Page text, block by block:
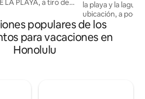
LA PLAYA, a tiro de
Hotel, a pie del
Kapiolani. Aire
en CADA
SECADORA
la playa y la laguna de
ubicación, a poca
muchos lugares
comercial Ala
diseñadores y de
populares de los
para vacaciones en
Honolulu